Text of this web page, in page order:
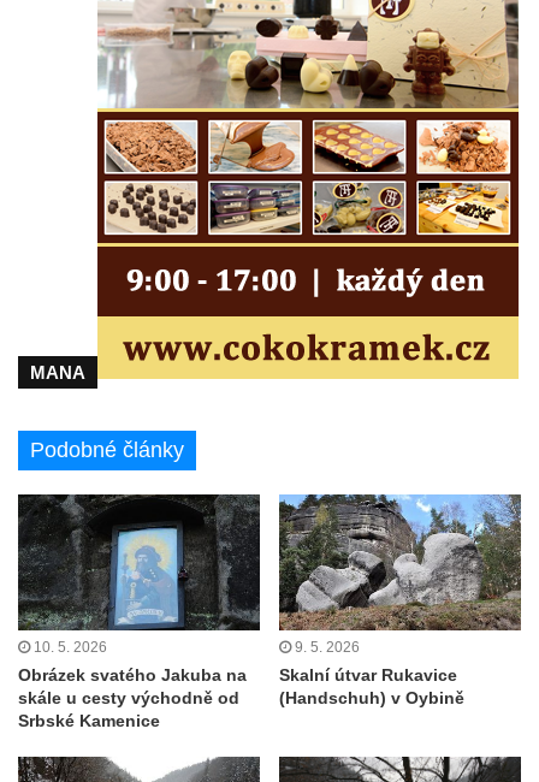
Jeskyně Matěje Krocínovského v
Besedických skalách
Husníkova vyhlídka (Besedické skály)
Hořákova vyhlídka (Besedické skály)
Masarykova vyhlídka (Besedické skály)
Vyhlídka Sokol (Besedické skály)
Lafitova vyhlídka pod Křížovou horou
Vyhlídka pod Křížovou horou u Pohořan
Hraběcí vyhlídka u Rabštejna nad Střelou
Bořeň
Vyhlídka na Chřibském (Kamzičím) vrchu
Kamenická vyhlídka
Vyhlídka jihovýchodně od Manušic u
cyklostezky Varhany
Vyhlídka nad jezírkem v Srbské Kamenici
Vyhlídka Jaroslava Srby
Výšina královny Vilemíny
Doerellova vyhlídka u Dubice
Vyhlídka u kostela svaté Barbory v Dubici
Vyhlídka Václava Krčila
Vyhlídka Mlynářův kámen
MANA
Podobné články
10. 5. 2026
Obrázek svatého Jakuba na
skále u cesty východně od
Srbské Kamenice
9. 5. 2026
Skalní útvar Rukavice
(Handschuh) v Oybině